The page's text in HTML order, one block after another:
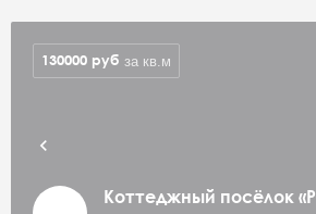
Коттеджный посёлок
130000 руб за кв.м